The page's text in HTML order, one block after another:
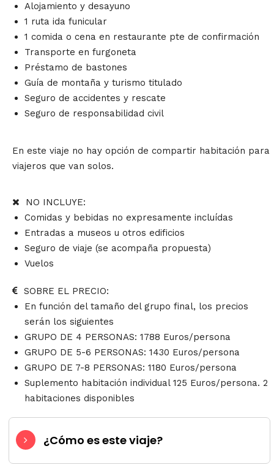
Alojamiento y desayuno
1 ruta ida funicular
1 comida o cena en restaurante pte de confirmación
Transporte en furgoneta
Préstamo de bastones
Guía de montaña y turismo titulado
Seguro de accidentes y rescate
Seguro de responsabilidad civil
En este viaje no hay opción de compartir habitación para
viajeros que van solos.
NO INCLUYE:
Comidas y bebidas no expresamente incluídas
Entradas a museos u otros edificios
Seguro de viaje (se acompaña propuesta)
Vuelos
SOBRE EL PRECIO:
En función del tamaño del grupo final, los precios
serán los siguientes
GRUPO DE 4 PERSONAS: 1788 Euros/persona
GRUPO DE 5-6 PERSONAS: 1430 Euros/persona
GRUPO DE 7-8 PERSONAS: 1180 Euros/persona
Suplemento habitación individual 125 Euros/persona. 2
habitaciones disponibles
¿Cómo es este viaje?